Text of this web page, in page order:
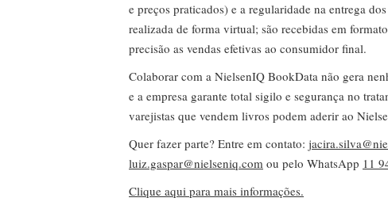
e preços praticados) e a regularidade na entrega
realizada de forma virtual; são recebidas em
precisão as vendas efetivas ao consumidor final.
Colaborar com a NielsenIQ BookData não gera
e a empresa garante total sigilo e segurança no
varejistas que vendem livros podem aderir ao
Quer fazer parte? Entre em contato:
luiz.gaspar@nielseniq.com ou pelo WhatsApp 11
Clique aqui para mais informações.